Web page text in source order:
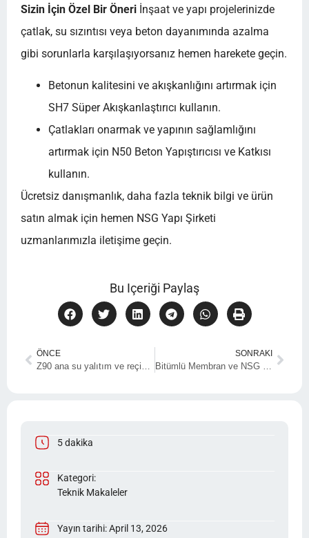
Sizin İçin Özel Bir Öneri İnşaat ve yapı projelerinizde
çatlak, su sızıntısı veya beton dayanımında azalma
gibi sorunlarla karşılaşıyorsanız hemen harekete geçin.
Betonun kalitesini ve akışkanlığını artırmak için
SH7 Süper Akışkanlaştırıcı kullanın.
Çatlakları onarmak ve yapının sağlamlığını
artırmak için N50 Beton Yapıştırıcısı ve Katkısı
kullanın.
Ücretsiz danışmanlık, daha fazla teknik bilgi ve ürün
satın almak için hemen NSG Yapı Şirketi
uzmanlarımızla iletişime geçin.
Bu Içeriği Paylaş
ÖNCE
Z90 ana su yalıtım ve reçine yapıştırıcısının tespit yöntemi
SONRAKI
Bitümlü Membran ve NSG Nano Su Yalıtım Ürünlerinin Karşılaştırması
5 dakika
Kategori:
Teknik Makaleler
Yayın tarihi: April 13, 2026